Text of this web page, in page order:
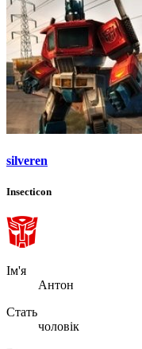
silveren
Insecticon
Ім'я
Антон
Стать
чоловік